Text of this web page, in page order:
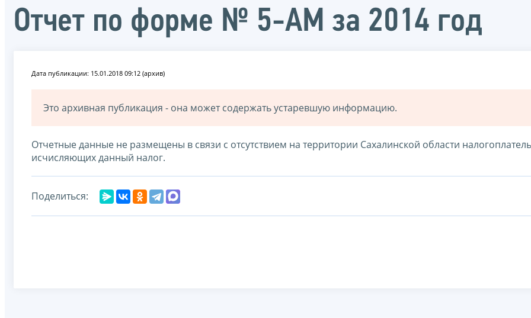
Отчет по форме № 5-АМ за 2014 год
Дата публикации: 15.01.2018 09:12 (архив)
Это архивная публикация - она может содержать устаревшую информацию.
Отчетные данные не размещены в связи с отсутствием на территории Сахалинской области
исчисляющих данный налог.
Поделиться: